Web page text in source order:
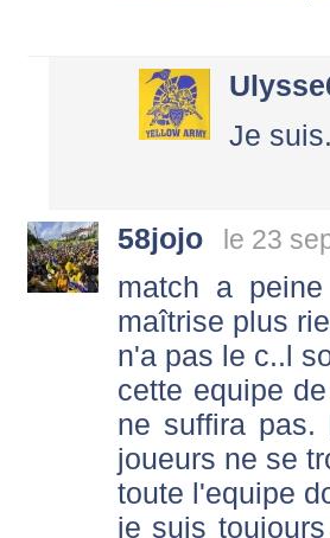
Je
58jojo le 23
match a
maîtrise plus
n'a pas le c..l
cette equipe
ne suffira
joueurs ne se
toute l'equipe
je suis